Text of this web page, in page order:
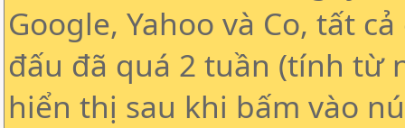
Google, Yahoo và Co, tất
đấu đã quá 2 tuần (tính từ
hiển thị sau khi bấm vào